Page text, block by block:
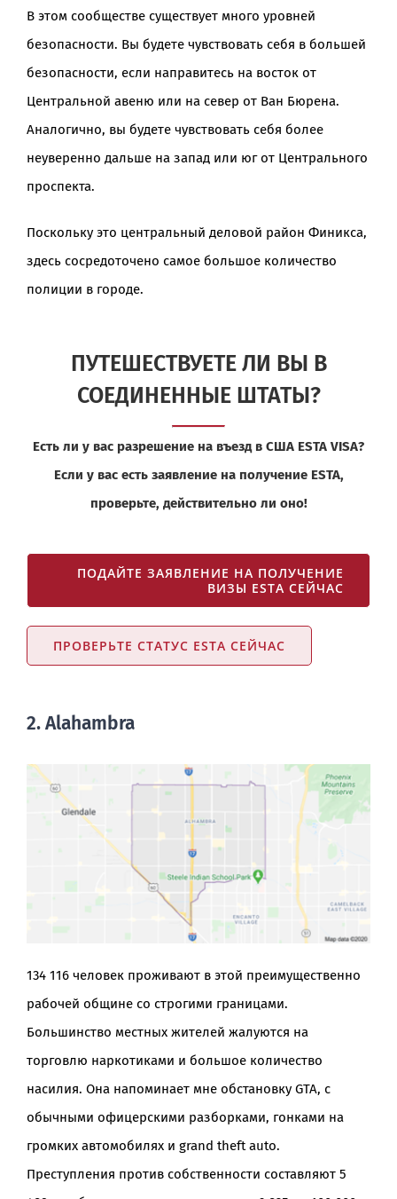
В этом сообществе существует много уровней
безопасности. Вы будете чувствовать себя в большей
безопасности, если направитесь на восток от
Центральной авеню или на север от Ван Бюрена.
Аналогично, вы будете чувствовать себя более
неуверенно дальше на запад или юг от Центрального
проспекта.
Поскольку это центральный деловой район Финикса,
здесь сосредоточено самое большое количество
полиции в городе.
ПУТЕШЕСТВУЕТЕ ЛИ ВЫ В
СОЕДИНЕННЫЕ ШТАТЫ?
Есть ли у вас разрешение на въезд в США ESTA VISA?
Если у вас есть заявление на получение ESTA,
проверьте, действительно ли оно!
ПОДАЙТЕ ЗАЯВЛЕНИЕ НА ПОЛУЧЕНИЕ
ВИЗЫ ESTA СЕЙЧАС
ПРОВЕРЬТЕ СТАТУС ESTA СЕЙЧАС
2. Alahambra
134 116 человек проживают в этой преимущественно
рабочей общине со строгими границами.
Большинство местных жителей жалуются на
торговлю наркотиками и большое количество
насилия. Она напоминает мне обстановку GTA, с
обычными офицерскими разборками, гонками на
громких автомобилях и grand theft auto.
Преступления против собственности составляют 5